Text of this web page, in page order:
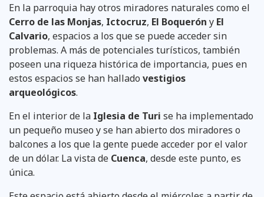
En la parroquia hay otros miradores naturales como el
Cerro de las Monjas, Ictocruz, El Boquerón y El
Calvario, espacios a los que se puede acceder sin
problemas. A más de potenciales turísticos, también
poseen una riqueza histórica de importancia, pues en
estos espacios se han hallado vestigios
arqueológicos.
En el interior de la Iglesia de Turi se ha implementado
un pequeño museo y se han abierto dos miradores o
balcones a los que la gente puede acceder por el valor
de un dólar. La vista de Cuenca, desde este punto, es
única.